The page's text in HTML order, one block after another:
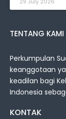
29 July 2026
TENTANG KAMI
Perkumpulan
keanggotaan
keadilan bagi
Indonesia
KONTAK